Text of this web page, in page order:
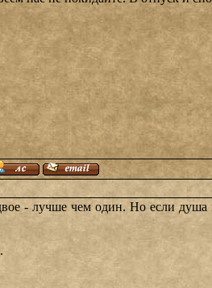
- лучше чем один. Но если душа